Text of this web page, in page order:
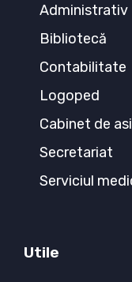
Administrativ
Bibliotecă
Contabilitate
Logoped
Cabinet de
Secretariat
Serviciul
Utile